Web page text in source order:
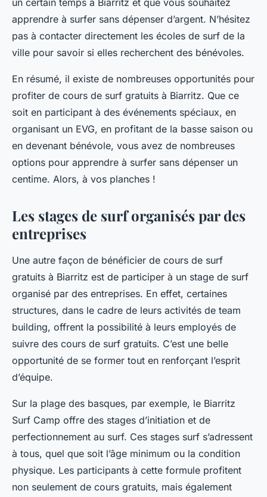
un certain temps à Biarritz et que vous souhaitez
apprendre à surfer sans dépenser d’argent. N’hésitez
pas à contacter directement les écoles de surf de la
ville pour savoir si elles recherchent des bénévoles.
En résumé, il existe de nombreuses opportunités pour
profiter de cours de surf gratuits à Biarritz. Que ce
soit en participant à des événements spéciaux, en
organisant un EVG, en profitant de la basse saison ou
en devenant bénévole, vous avez de nombreuses
options pour apprendre à surfer sans dépenser un
centime. Alors, à vos planches !
Les stages de surf organisés par des
entreprises
Une autre façon de bénéficier de cours de surf
gratuits à Biarritz est de participer à un stage de surf
organisé par des entreprises. En effet, certaines
structures, dans le cadre de leurs activités de team
building, offrent la possibilité à leurs employés de
suivre des cours de surf gratuits. C’est une belle
opportunité de se former tout en renforçant l’esprit
d’équipe.
Sur la plage des basques, par exemple, le Biarritz
Surf Camp offre des stages d’initiation et de
perfectionnement au surf. Ces stages surf s’adressent
à tous, quel que soit l’âge minimum ou la condition
physique. Les participants à cette formule profitent
non seulement de cours gratuits, mais également